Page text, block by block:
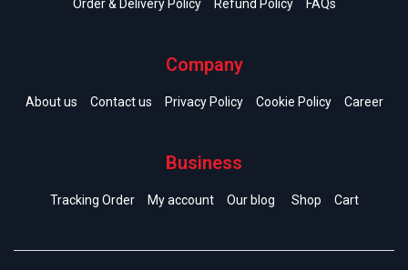
Order & Delivery Policy
Refund Policy FAQs
Company
About us Contact us Privacy Policy Cookie Policy Career
Business
Tracking Order My account Our blog Shop Cart